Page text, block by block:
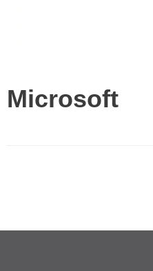
Microsoft